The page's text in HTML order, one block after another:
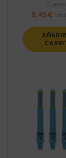
9,45€ Iva